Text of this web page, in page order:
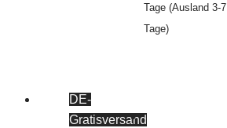
Tage (Ausland 3-7
Tage)
DE-
Gratisversand